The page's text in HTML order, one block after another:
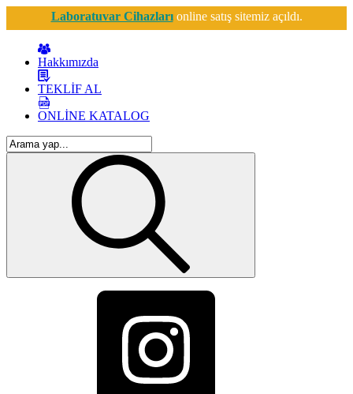
Laboratuvar Cihazlarıonline satış sitemiz açıldı.
Hakkımızda
TEKLİF AL
ONLİNE KATALOG